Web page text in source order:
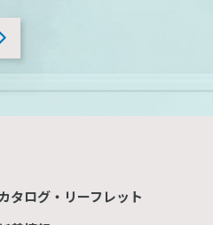
タログ・リーフレット